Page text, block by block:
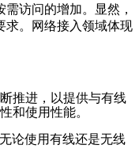
访问的增加。显然，
求。网络接入领域体现
推进，以提供与有线
和使用性能。
论使用有线还是无线